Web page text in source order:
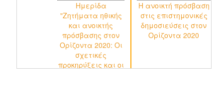
Ημερίδα
"Ζητήματα ηθικής
και ανοικτής
πρόσβασης στον
Ορίζοντα 2020: Οι
σχετικές
προκηρύξεις και οι
Η ανοικτή πρόσβαση
στις επιστημονικές
δημοσιεύσεις στον
Ορίζοντα 2020